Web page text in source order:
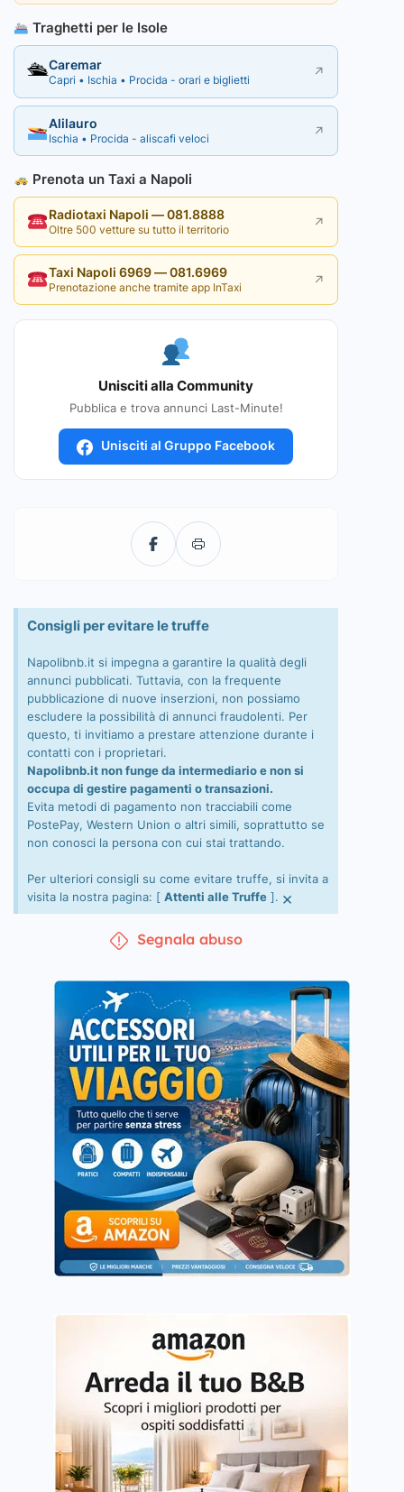
Traghetti per le Isole
🛳Caremar
Capri • Ischia • Procida - orari e biglietti ↗
Alilauro
Ischia • Procida - aliscafi veloci ↗
Prenota un Taxi a Napoli
Radiotaxi Napoli — 081.8888
Oltre 500 vetture su tutto il territorio ↗
Taxi Napoli 6969 — 081.6969
Prenotazione anche tramite app InTaxi ↗
Unisciti alla Community
Pubblica e trova annunci Last-Minute!
Unisciti al Gruppo Facebook
Consigli per evitare le truffe
Napolibnb.it si impegna a garantire la qualità degli
annunci pubblicati. Tuttavia, con la frequente
pubblicazione di nuove inserzioni, non possiamo
escludere la possibilità di annunci fraudolenti. Per
questo, ti invitiamo a prestare attenzione durante i
contatti con i proprietari.
Napolibnb.it non funge da intermediario e non si
occupa di gestire pagamenti o transazioni.
Evita metodi di pagamento non tracciabili come
PostePay, Western Union o altri simili, soprattutto se
non conosci la persona con cui stai trattando.
Per ulteriori consigli su come evitare truffe, si invita a
visita la nostra pagina: [ Attenti alle Truffe ]. ×
Segnala abuso